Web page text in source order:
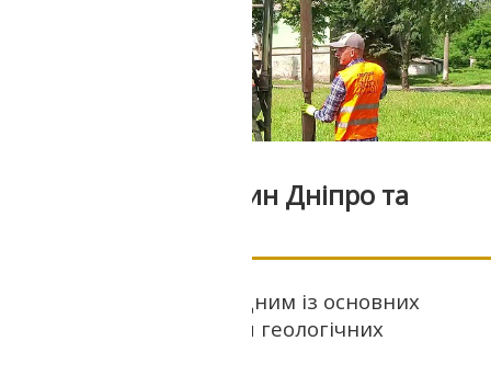
Буріння свердловин Дніпро та
Буріння свердловин є одним із основних
методів для проведення геологічних